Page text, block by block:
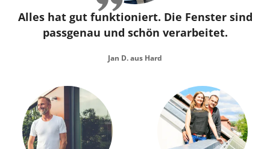
Alles hat gut funktioniert. Die Fenster sind
passgenau und schön verarbeitet.
Jan D. aus Hard